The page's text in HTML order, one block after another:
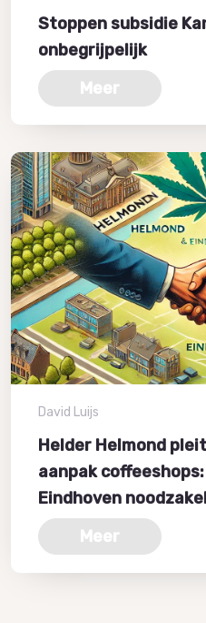
Stoppen subsidie
onbegrijpelijk
Meer
David Luijs
Helder Helmond
aanpak
Eindhoven
Meer